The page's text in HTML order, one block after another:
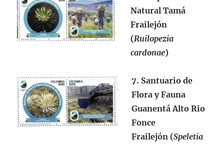
Natural Tamá
Frailejón
(Ruilopezia
cardonae)
7. Santuario de
Flora y Fauna
Guanentá Alto Rio
Fonce
Frailejón (Speletia